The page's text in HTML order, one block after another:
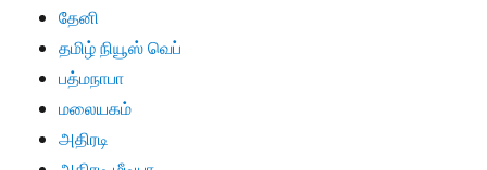
தேனி
தமிழ் நியூஸ் வெப்
பத்மநாபா
மலையகம்
அதிரடி